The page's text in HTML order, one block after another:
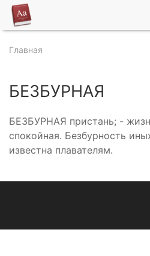
Главная
БЕЗБУРНАЯ
БЕЗБУРНАЯ пристань; -
спокойная. Безбурность
известна плавателям.